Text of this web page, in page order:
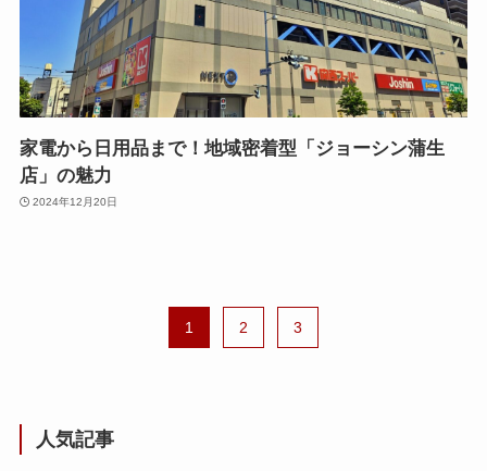
家電から日用品まで！地域密着型「ジョーシン蒲生
店」の魅力
2024年12月20日
1 2 3
人気記事